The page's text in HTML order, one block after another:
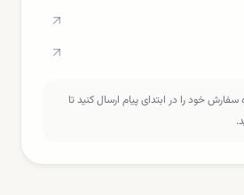
خود را در ابتدای پیام ارسال کنید تا